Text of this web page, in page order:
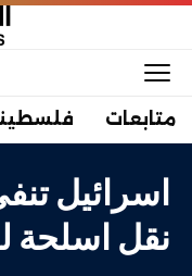
متابعات
اسرائيل
نقل اسلحة